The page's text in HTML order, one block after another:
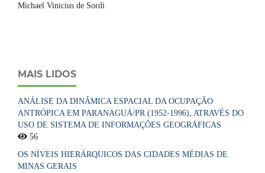
Michael Vinicius de Sordi
MAIS LIDOS
ANÁLISE DA DINÂMICA ESPACIAL DA OCUPAÇÃO
ANTRÓPICA EM PARANAGUÁ/PR (1952-1996), ATRAVÉS DO
USO DE SISTEMA DE INFORMAÇÕES GEOGRÁFICAS
56
OS NÍVEIS HIERÁRQUICOS DAS CIDADES MÉDIAS DE
MINAS GERAIS